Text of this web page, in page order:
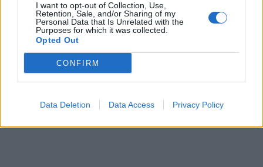
I want to opt-out of Collection, Use,
Retention, Sale, and/or Sharing of my
Personal Data that Is Unrelated with the
Purposes for which it was collected.
Opted Out
CONFIRM
Data Deletion Data Access Privacy Policy